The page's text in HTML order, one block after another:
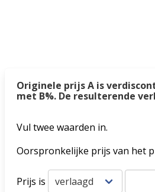
Originele prijs A is
met B%. De resulterende
Vul twee waarden in.
Oorspronkelijke prijs van het
Prijs is